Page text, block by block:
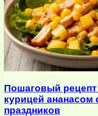
Пошаговый рецепт
курицей ананасом
праздников